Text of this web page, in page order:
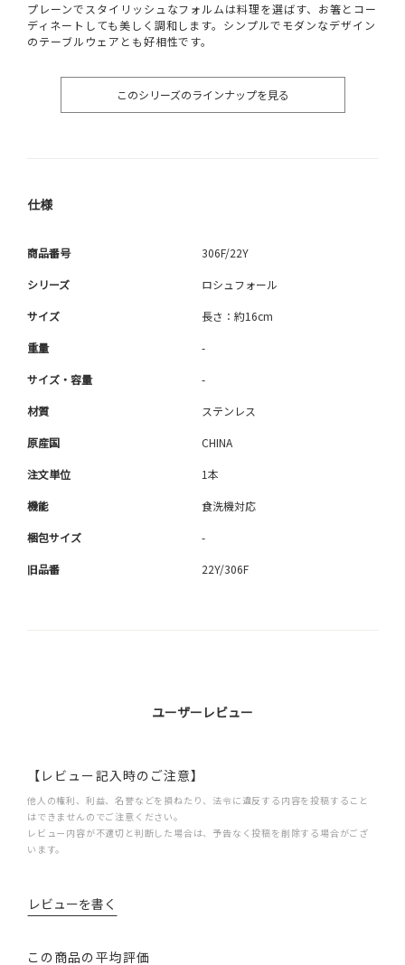
プレーンでスタイリッシュなフォルムは料理を選ばす、お箸とコー
ディネートしても美しく調和します。シンプルでモダンなデザイン
のテーブルウェアとも好相性です。
このシリーズのラインナップを見る
仕様
商品番号 306F/22Y
シリーズ ロシュフォール
サイズ 長さ：約16cm
重量 -
サイズ・容量 -
材質 ステンレス
原産国 CHINA
注文単位 1本
機能 食洗機対応
梱包サイズ -
旧品番 22Y/306F
ユーザーレビュー
【レビュー記入時のご注意】
他人の権利、利益、名誉などを損ねたり、法令に違反する内容を投稿すること
はできませんのでご注意ください。
レビュー内容が不適切と判断した場合は、予告なく投稿を削除する場合がござ
います。
レビューを書く